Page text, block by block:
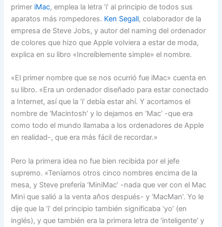
primer iMac, emplea la letra ‘i’ al principio de todos sus
aparatos más rompedores. Ken Segall, colaborador de la
empresa de Steve Jobs, y autor del naming del ordenador
de colores que hizo que Apple volviera a estar de moda,
explica en su libro «Increíblemente simple» el nombre.
«El primer nombre que se nos ocurrió fue iMac» cuenta en
su libro. «Era un ordenador diseñado para estar conectado
a Internet, así que la ‘i’ debía estar ahí. Y acortamos el
nombre de ‘Macintosh’ y lo dejamos en ‘Mac’ -que era
como todo el mundo llamaba a los ordenadores de Apple
en realidad-, que era más fácil de recordar.»
Pero la primera idea no fue bien recibida por el jefe
supremo. «Teníamos otros cinco nombres encima de la
mesa, y Steve prefería ‘MiniMac’ -nada que ver con el Mac
Mini que salió a la venta años después- y ‘MacMan’. Yo le
dije que la ‘i’ del principio también significaba ‘yo’ (en
inglés), y que también era la primera letra de ‘inteligente’ y